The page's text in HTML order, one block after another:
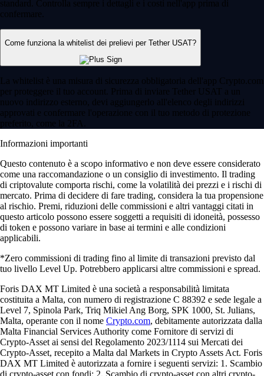
standard. Controlla sempre i dettagli e i costi nell'app prima di
confermare.
Come funziona la whitelist dei prelievi per Tether USAT?
La whitelist è una misura di sicurezza obbligatoria dell'app Crypto.com
per proteggere il tuo account. Prima di inviare Tether USAT a un
nuovo indirizzo esterno, devi aggiungerlo all'elenco degli indirizzi
approvati e confermare l'operazione con il tuo metodo di protezione
preferito, come la 2FA.
Informazioni importanti
Questo contenuto è a scopo informativo e non deve essere considerato
come una raccomandazione o un consiglio di investimento. Il trading
di criptovalute comporta rischi, come la volatilità dei prezzi e i rischi di
mercato. Prima di decidere di fare trading, considera la tua propensione
al rischio. Premi, riduzioni delle commissioni e altri vantaggi citati in
questo articolo possono essere soggetti a requisiti di idoneità, possesso
di token e possono variare in base ai termini e alle condizioni
applicabili.
*Zero commissioni di trading fino al limite di transazioni previsto dal
tuo livello Level Up. Potrebbero applicarsi altre commissioni e spread.
Foris DAX MT Limited è una società a responsabilità limitata
costituita a Malta, con numero di registrazione C 88392 e sede legale a
Level 7, Spinola Park, Triq Mikiel Ang Borg, SPK 1000, St. Julians,
Malta, operante con il nome Crypto.com, debitamente autorizzata dalla
Malta Financial Services Authority come Fornitore di servizi di
Crypto-Asset ai sensi del Regolamento 2023/1114 sui Mercati dei
Crypto-Asset, recepito a Malta dal Markets in Crypto Assets Act. Foris
DAX MT Limited è autorizzata a fornire i seguenti servizi: 1. Scambio